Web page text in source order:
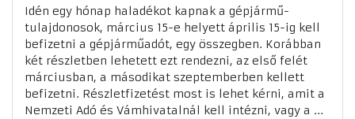
Idén egy hónap haladékot kapnak a gépjármű-
tulajdonosok, március 15-e helyett április 15-ig kell
befizetni a gépjárműadót, egy összegben. Korábban
két részletben lehetett ezt rendezni, az első felét
márciusban, a másodikat szeptemberben kellett
befizetni. Részletfizetést most is lehet kérni, amit a
Nemzeti Adó és Vámhivatalnál kell intézni, vagy a ...